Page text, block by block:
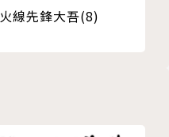
火線先鋒大吾(8)